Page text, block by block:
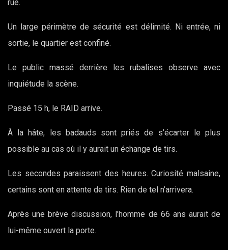
rue.
Un large périmètre de sécurité est délimité. Ni entrée, ni
sortie, le quartier est confiné.
Le public massé derrière les rubalises observe avec
inquiétude la scène.
Passé 15 h, le RAID arrive.
À la hâte, les badauds sont priés de s’écarter le plus
possible au cas où il y aurait un échange de tirs.
Les secondes paraissent des heures. Curiosité malsaine,
certains sont en attente de tirs. Rien de tel n’arrivera.
Après une brève discussion, l’homme de 66 ans aurait de
lui-même ouvert la porte.